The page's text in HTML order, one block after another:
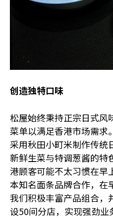
创造独特口味
松屋始终秉持正宗日式风
菜单以满足香港市场需
采用秋田小町米制作传统
新鲜生菜与特调葱酱的特
港顾客可能不太习惯在早
本知名面条品牌合作，在
我们积极丰富产品组合，
设50间分店，实现强劲业